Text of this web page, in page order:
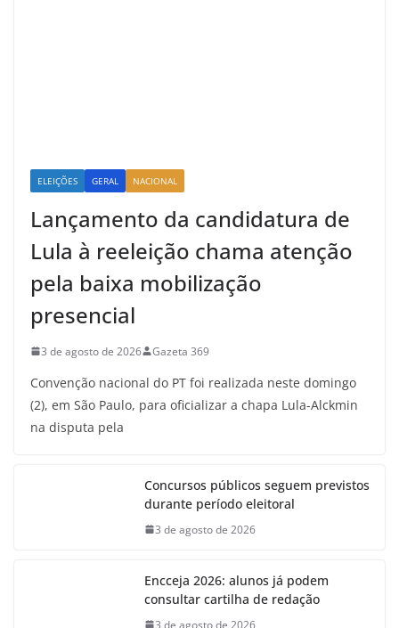
ELEIÇÕES GERAL NACIONAL
Lançamento da candidatura de
Lula à reeleição chama atenção
pela baixa mobilização
presencial
3 de agosto de 2026 Gazeta 369
Convenção nacional do PT foi realizada neste domingo
(2), em São Paulo, para oficializar a chapa Lula-Alckmin
na disputa pela
Concursos públicos seguem previstos
durante período eleitoral
3 de agosto de 2026
Encceja 2026: alunos já podem
consultar cartilha de redação
3 de agosto de 2026